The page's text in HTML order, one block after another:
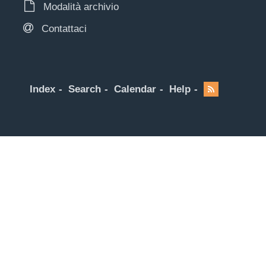
Modalità archivio
Contattaci
Index Search Calendar Help